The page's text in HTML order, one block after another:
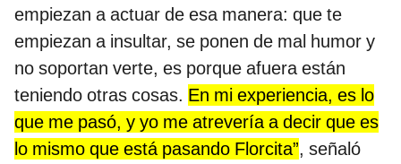
empiezan a actuar de esa manera: que te
empiezan a insultar, se ponen de mal humor y
no soportan verte, es porque afuera están
teniendo otras cosas. En mi experiencia, es lo
que me pasó, y yo me atrevería a decir que es
lo mismo que está pasando Florcita”, señaló